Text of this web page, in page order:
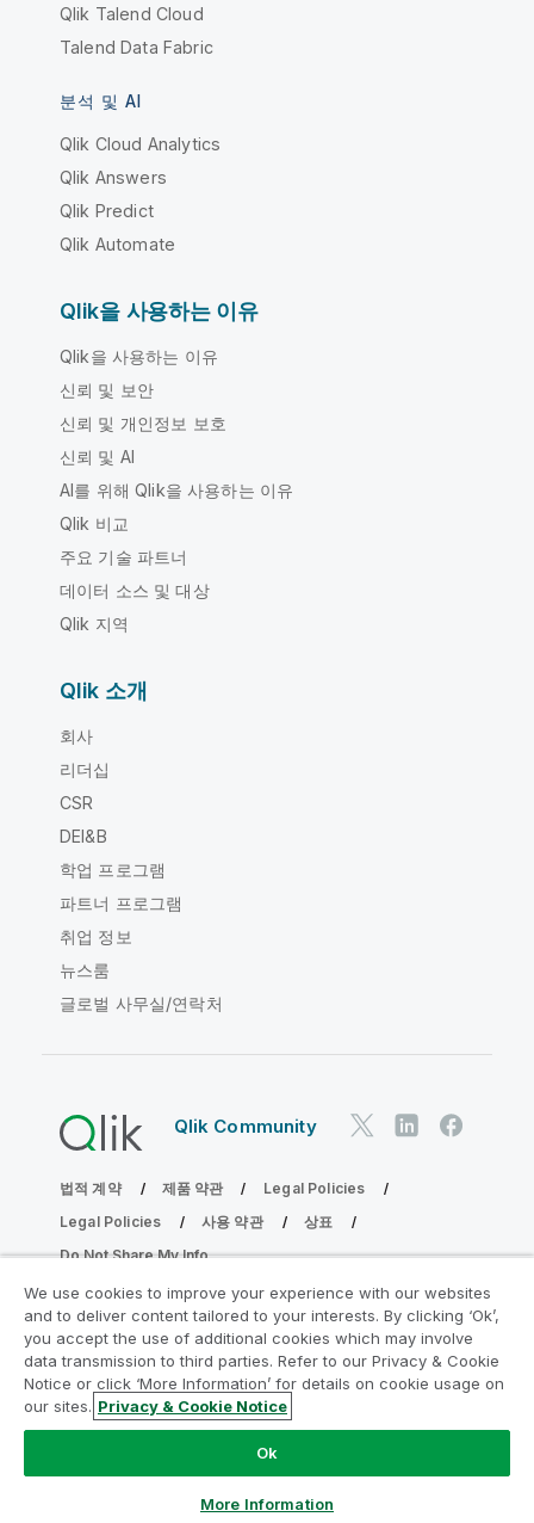
Qlik Talend Cloud
Talend Data Fabric
분석 및 AI
Qlik Cloud Analytics
Qlik Answers
Qlik Predict
Qlik Automate
Qlik을 사용하는 이유
Qlik을 사용하는 이유
신뢰 및 보안
신뢰 및 개인정보 보호
신뢰 및 AI
AI를 위해 Qlik을 사용하는 이유
Qlik 비교
주요 기술 파트너
데이터 소스 및 대상
Qlik 지역
Qlik 소개
회사
리더십
CSR
DEI&B
학업 프로그램
파트너 프로그램
취업 정보
뉴스룸
글로벌 사무실/연락처
Qlik Community
법적 계약 제품 약관
Legal Policies
Legal Policies
사용 약관
상표
Do Not Share My Info
Copyright © 1993-2026 QlikTech International AB. 무단 전재
및 복제를 금합니다.
분석 현대화 프로그램에 참여
분석 현대화 프로그램으로 귀중한 QlikView 앱을 손상시키지
않고 현대화하십시오.
거나 다음에 연결하십시오.
ampquestions@qlik.com
We use cookies to improve your experience with our websites
and to deliver content tailored to your interests. By clicking ‘Ok’,
you accept the use of additional cookies which may involve
data transmission to third parties. Refer to our Privacy & Cookie
Notice or click ‘More Information’ for details on cookie usage on
our sites. Privacy & Cookie Notice
Ok
More Information